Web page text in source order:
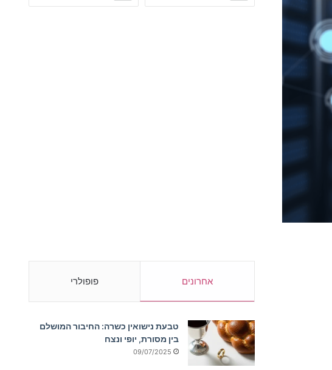
אחרונים פופולרי
טבעת נישואין כשרה: החיבור המושלם
בין מסורת, יופי ונצח
09/07/2025